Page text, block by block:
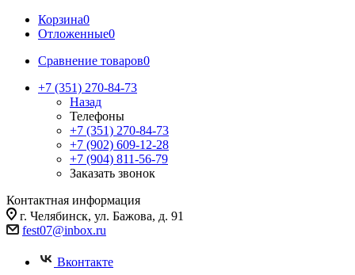
Корзина0
Отложенные0
Сравнение товаров0
+7 (351) 270-84-73
Назад
Телефоны
+7 (351) 270-84-73
+7 (902) 609-12-28
+7 (904) 811-56-79
Заказать звонок
Контактная информация
г. Челябинск, ул. Бажова, д. 91
fest07@inbox.ru
Вконтакте